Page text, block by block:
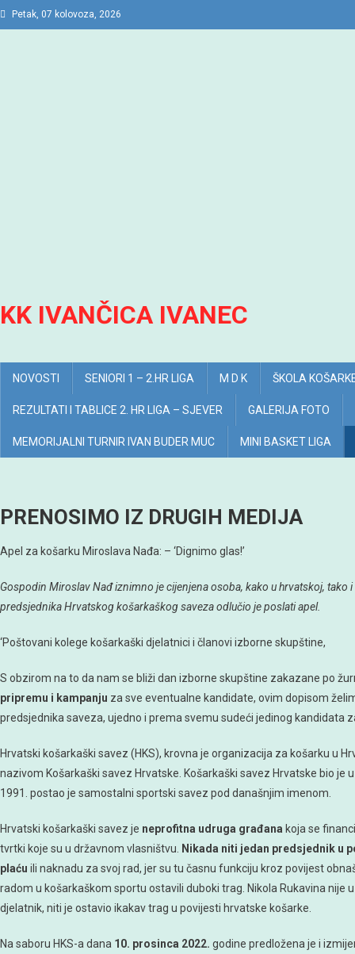
Preskočite
na
Petak, 07 kolovoza, 2026
KK IVANČICA IVANEC
NOVOSTI SENIORI 1 – 2.HR LIGA M D K ŠKOLA
REZULTATI I TABLICE 2. HR LIGA – SJEVER GALERIJA FOTO
MEMORIJALNI TURNIR IVAN BUDER MUC MINI BASKET LIGA
PRENOSIMO IZ DRUGIH MEDIJA
Apel za košarku Miroslava Nađa: – ‘Dignimo glas!’
Gospodin Miroslav Nađ iznimno je cijenjena osoba, kako u hrvatskoj,
predsjednika Hrvatskog košarkaškog saveza odlučio je poslati apel.
‘Poštovani kolege košarkaški djelatnici i članovi izborne skupštine,
S obzirom na to da nam se bliži dan izborne skupštine zakazane po
pripremu i kampanju za sve eventualne kandidate, ovim dopisom
predsjednika saveza, ujedno i prema svemu sudeći jedinog kandidata
Hrvatski košarkaški savez (HKS), krovna je organizacija za košarku u
nazivom Košarkaški savez Hrvatske. Košarkaški savez Hrvatske bio je
1991. postao je samostalni sportski savez pod današnjim imenom.
Hrvatski košarkaški savez je neprofitna udruga građana koja se
tvrtki koje su u državnom vlasništvu.
Nikada niti jedan predsjednik u
plaću ili naknadu za svoj rad, jer su tu časnu funkciju kroz povijest
radom u košarkaškom sportu ostavili duboki trag. Nikola Rukavina nije
djelatnik, niti je ostavio ikakav trag u povijesti hrvatske košarke.
Na saboru HKS-a dana 10. prosinca 2022. godine predložena je i